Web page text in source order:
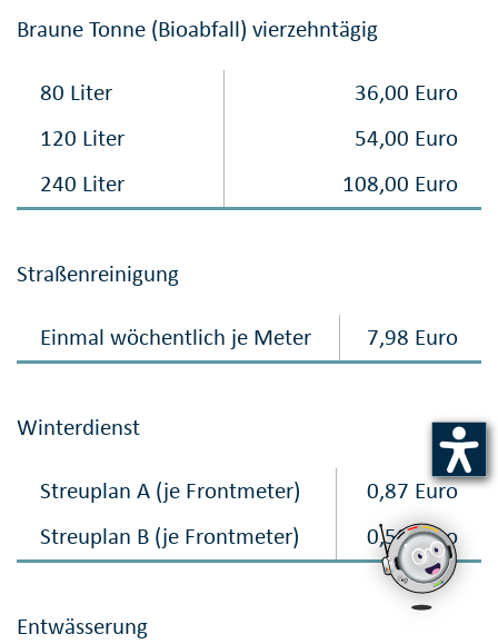
Braune Tonne (Bioabfall) vierzehntägig
80 Liter
36,00 Euro
120 Liter
54,00 Euro
240 Liter
108,00 Euro
Straßenreinigung
Einmal wöchentlich je Meter 7,98 Euro
Winterdienst
Streuplan A (je Frontmeter)
0,87 Euro
Streuplan B (je Frontmeter)
0,58 Euro
Entwässerung